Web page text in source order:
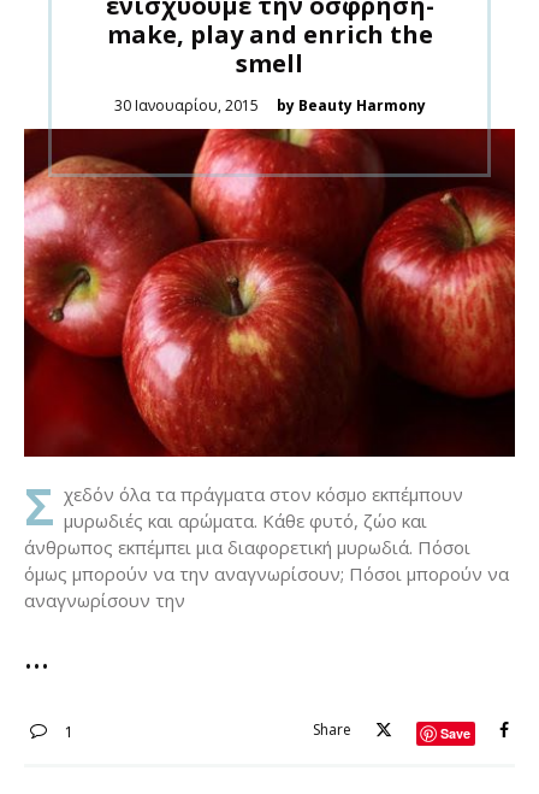
make, play and enrich the
smell
Posted
30 Ιανουαρίου, 2015 by Beauty Harmony
Σ χεδόν όλα τα πράγματα στον κόσμο εκπέμπουν
μυρωδιές και αρώματα. Κάθε φυτό, ζώο και
άνθρωπος εκπέμπει μια διαφορετική μυρωδιά. Πόσοι
όμως μπορούν να την αναγνωρίσουν; Πόσοι μπορούν να
αναγνωρίσουν την
1 Share Save